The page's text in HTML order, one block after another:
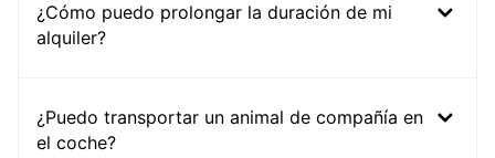
¿Cómo puedo prolongar la duración de mi
alquiler?
¿Puedo transportar un animal de compañía en
el coche?